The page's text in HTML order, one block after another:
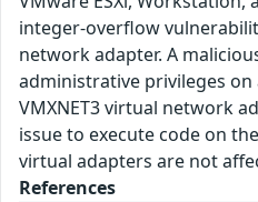
integer-overflow
network adapter. A
administrative privileges
VMXNET3 virtual network
issue to execute code on
virtual adapters are not
References